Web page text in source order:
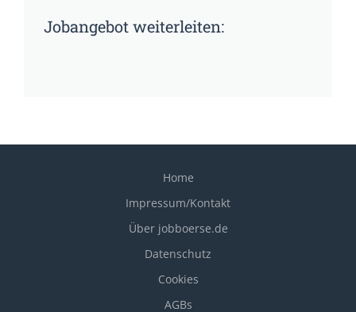
Jobangebot weiterleiten:
Home
Impressum/Kontakt
Über jobboerse.de
Datenschutz
Cookies
AGBs